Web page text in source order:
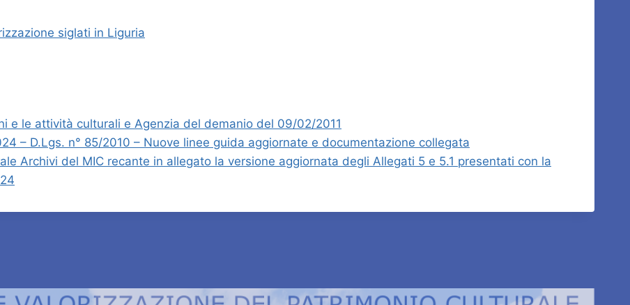
siglati in Liguria
e le attività culturali e Agenzia del demanio del 09/02/2011
– D.Lgs. n° 85/2010 – Nuove linee guida aggiornate e documentazione collegata
Archivi del MIC recante in allegato la versione aggiornata degli Allegati 5 e 5.1 presentati con la